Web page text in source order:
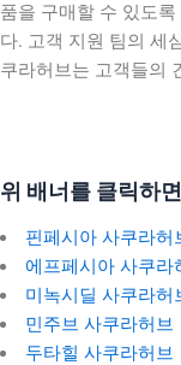
품을 구매할 수 있도
다. 고객 지원 팀의 세
쿠라허브는 고객들의
위 배너를 클릭하
핀페시아 사쿠라허
에프페시아 사쿠라
미녹시딜 사쿠라허
민주브 사쿠라허브
두타힐 사쿠라허브